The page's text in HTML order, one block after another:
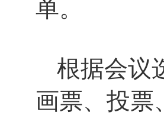
单。
根据会议
画票、投票